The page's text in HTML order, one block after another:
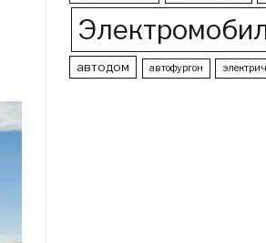
автодом автофургон